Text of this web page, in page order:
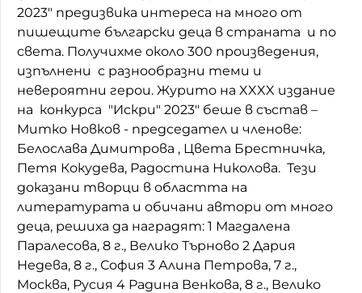
Домашен любимец
Питаме Ви
До ре ми
2023" предизвика интереса на много от
пишещите български деца в страната и по
света. Получихме около 300 произведения,
изпълнени с разнообразни теми и
невероятни герои. Журито на XXXX издание
на конкурса "Искри" 2023" беше в състав –
Митко Новков - председател и членове:
Белослава Димитрова , Цвета Брестничка,
Петя Кокудева, Радостина Николова. Тези
доказани творци в областта на
литературата и обичани автори от много
деца, решиха да наградят: 1 Магдалена
Паралесова, 8 г., Велико Търново 2 Дария
Недева, 8 г., София 3 Алина Петрова, 7 г.,
Москва, Русия 4 Радина Венкова, 8 г., Велико